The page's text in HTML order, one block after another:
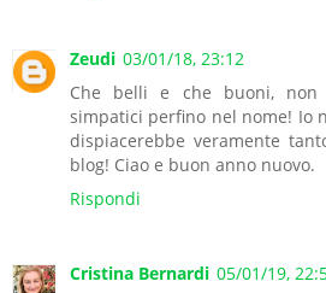
Zeudi 03/01/18, 23:12
Che belli e che buoni, non
simpatici perfino nel nome! Io
dispiacerebbe veramente
blog! Ciao e buon anno nuovo.
Rispondi
Cristina Bernardi 05/01/19,